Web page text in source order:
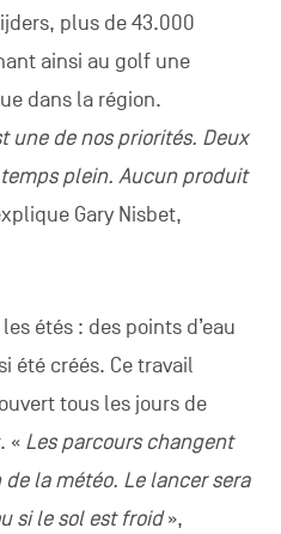
plus de 43.000
ainsi au golf une
dans la région.
une de nos priorités. Deux
plein. Aucun produit
Gary Nisbet,
étés : des points d’eau
été créés. Ce travail
tous les jours de
« Les parcours changent
la météo. Le lancer sera
si le sol est froid»,